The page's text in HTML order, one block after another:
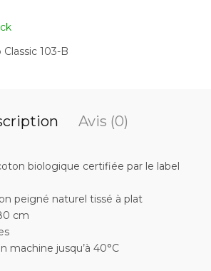
Classic 103-B
Avis (0)
biologique certifiée par le label
peigné naturel tissé à plat
cm
machine jusqu’à 40°C